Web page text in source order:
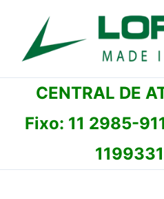
conteúdo
CENTRAL DE
Fixo: 11 2985-